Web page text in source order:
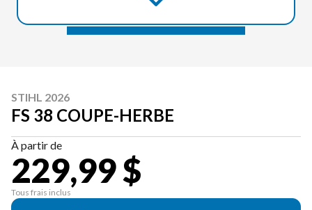
STIHL 2026
FS 38 COUPE-HERBE
À partir de
229,99 $
Tous frais inclus